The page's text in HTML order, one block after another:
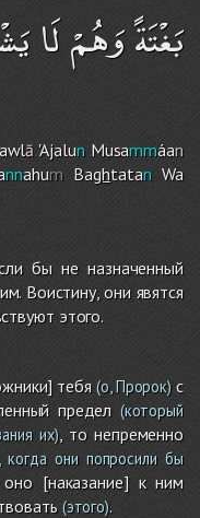
بَغْتَةً وَهُمْ لَا
ā 'AjalunMusammáan
nnahumBaghtatanWa
бы не назначенный
Воистину, они явятся
этого.
тебя (о, Пророк) с
предел (который
их), то непременно
когда они попросили бы
[наказание] к ним
(этого).